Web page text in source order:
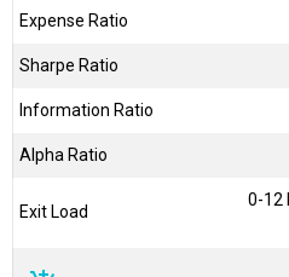
Expense Ratio
Sharpe Ratio
Information Ratio
Alpha Ratio
Exit Load
0-12